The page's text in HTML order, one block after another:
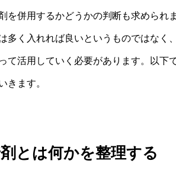
を併用するかどうかの判断も求められま
多く入れれば良いというものではなく
て活用していく必要があります。以下
きます。
とは何かを整理する